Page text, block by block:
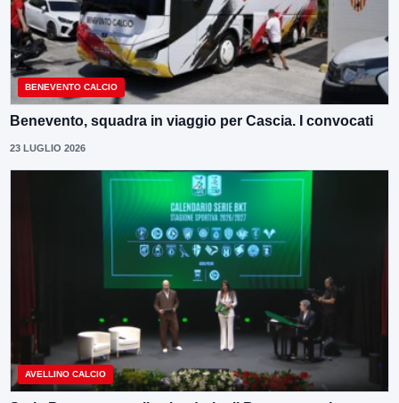
BENEVENTO CALCIO
Benevento, squadra in viaggio per Cascia. I convocati
23 LUGLIO 2026
AVELLINO CALCIO